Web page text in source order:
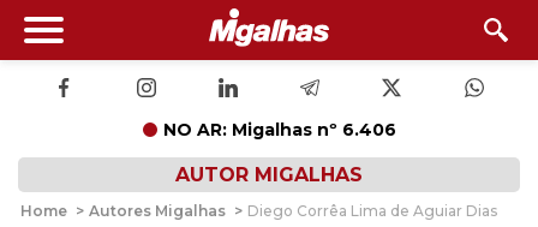
NO AR: Migalhas nº 6.406
AUTOR MIGALHAS
Home > Autores Migalhas > Diego Corrêa Lima de Aguiar Dias